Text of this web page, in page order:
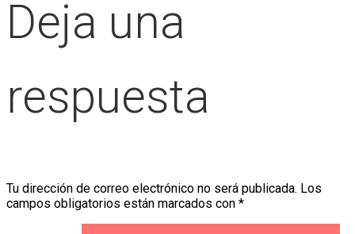
Deja una
respuesta
Tu dirección de correo electrónico no será publicada. Los
campos obligatorios están marcados con *